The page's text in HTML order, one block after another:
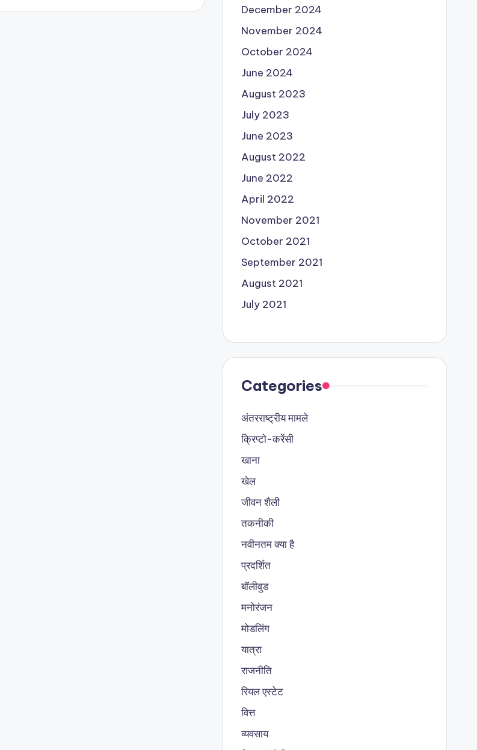
December 2024
November 2024
October 2024
June 2024
August 2023
July 2023
June 2023
August 2022
June 2022
April 2022
November 2021
October 2021
September 2021
August 2021
July 2021
Categories
अंतरराष्ट्रीय मामले
क्रिप्टो-करेंसी
खाना
खेल
जीवन शैली
तकनीकी
नवीनतम क्या है
प्रदर्शित
बॉलीवुड
मनोरंजन
मोडलिंग
यात्रा
राजनीति
रियल एस्टेट
वित्त
व्यवसाय